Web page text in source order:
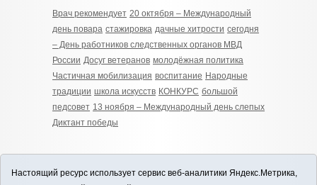
Врач рекомендует 20 октября – Международный
день повара стажировка дачные хитрости сегодня
– День работников следственных органов МВД
России Досуг ветеранов молодёжная политика
Частичная мобилизация воспитание Народные
традиции школа искусств КОНКУРС большой
педсовет 13 ноября – Международный день слепых
Диктант победы
Настоящий ресурс использует сервис веб-аналитики Яндекс.Метрика,